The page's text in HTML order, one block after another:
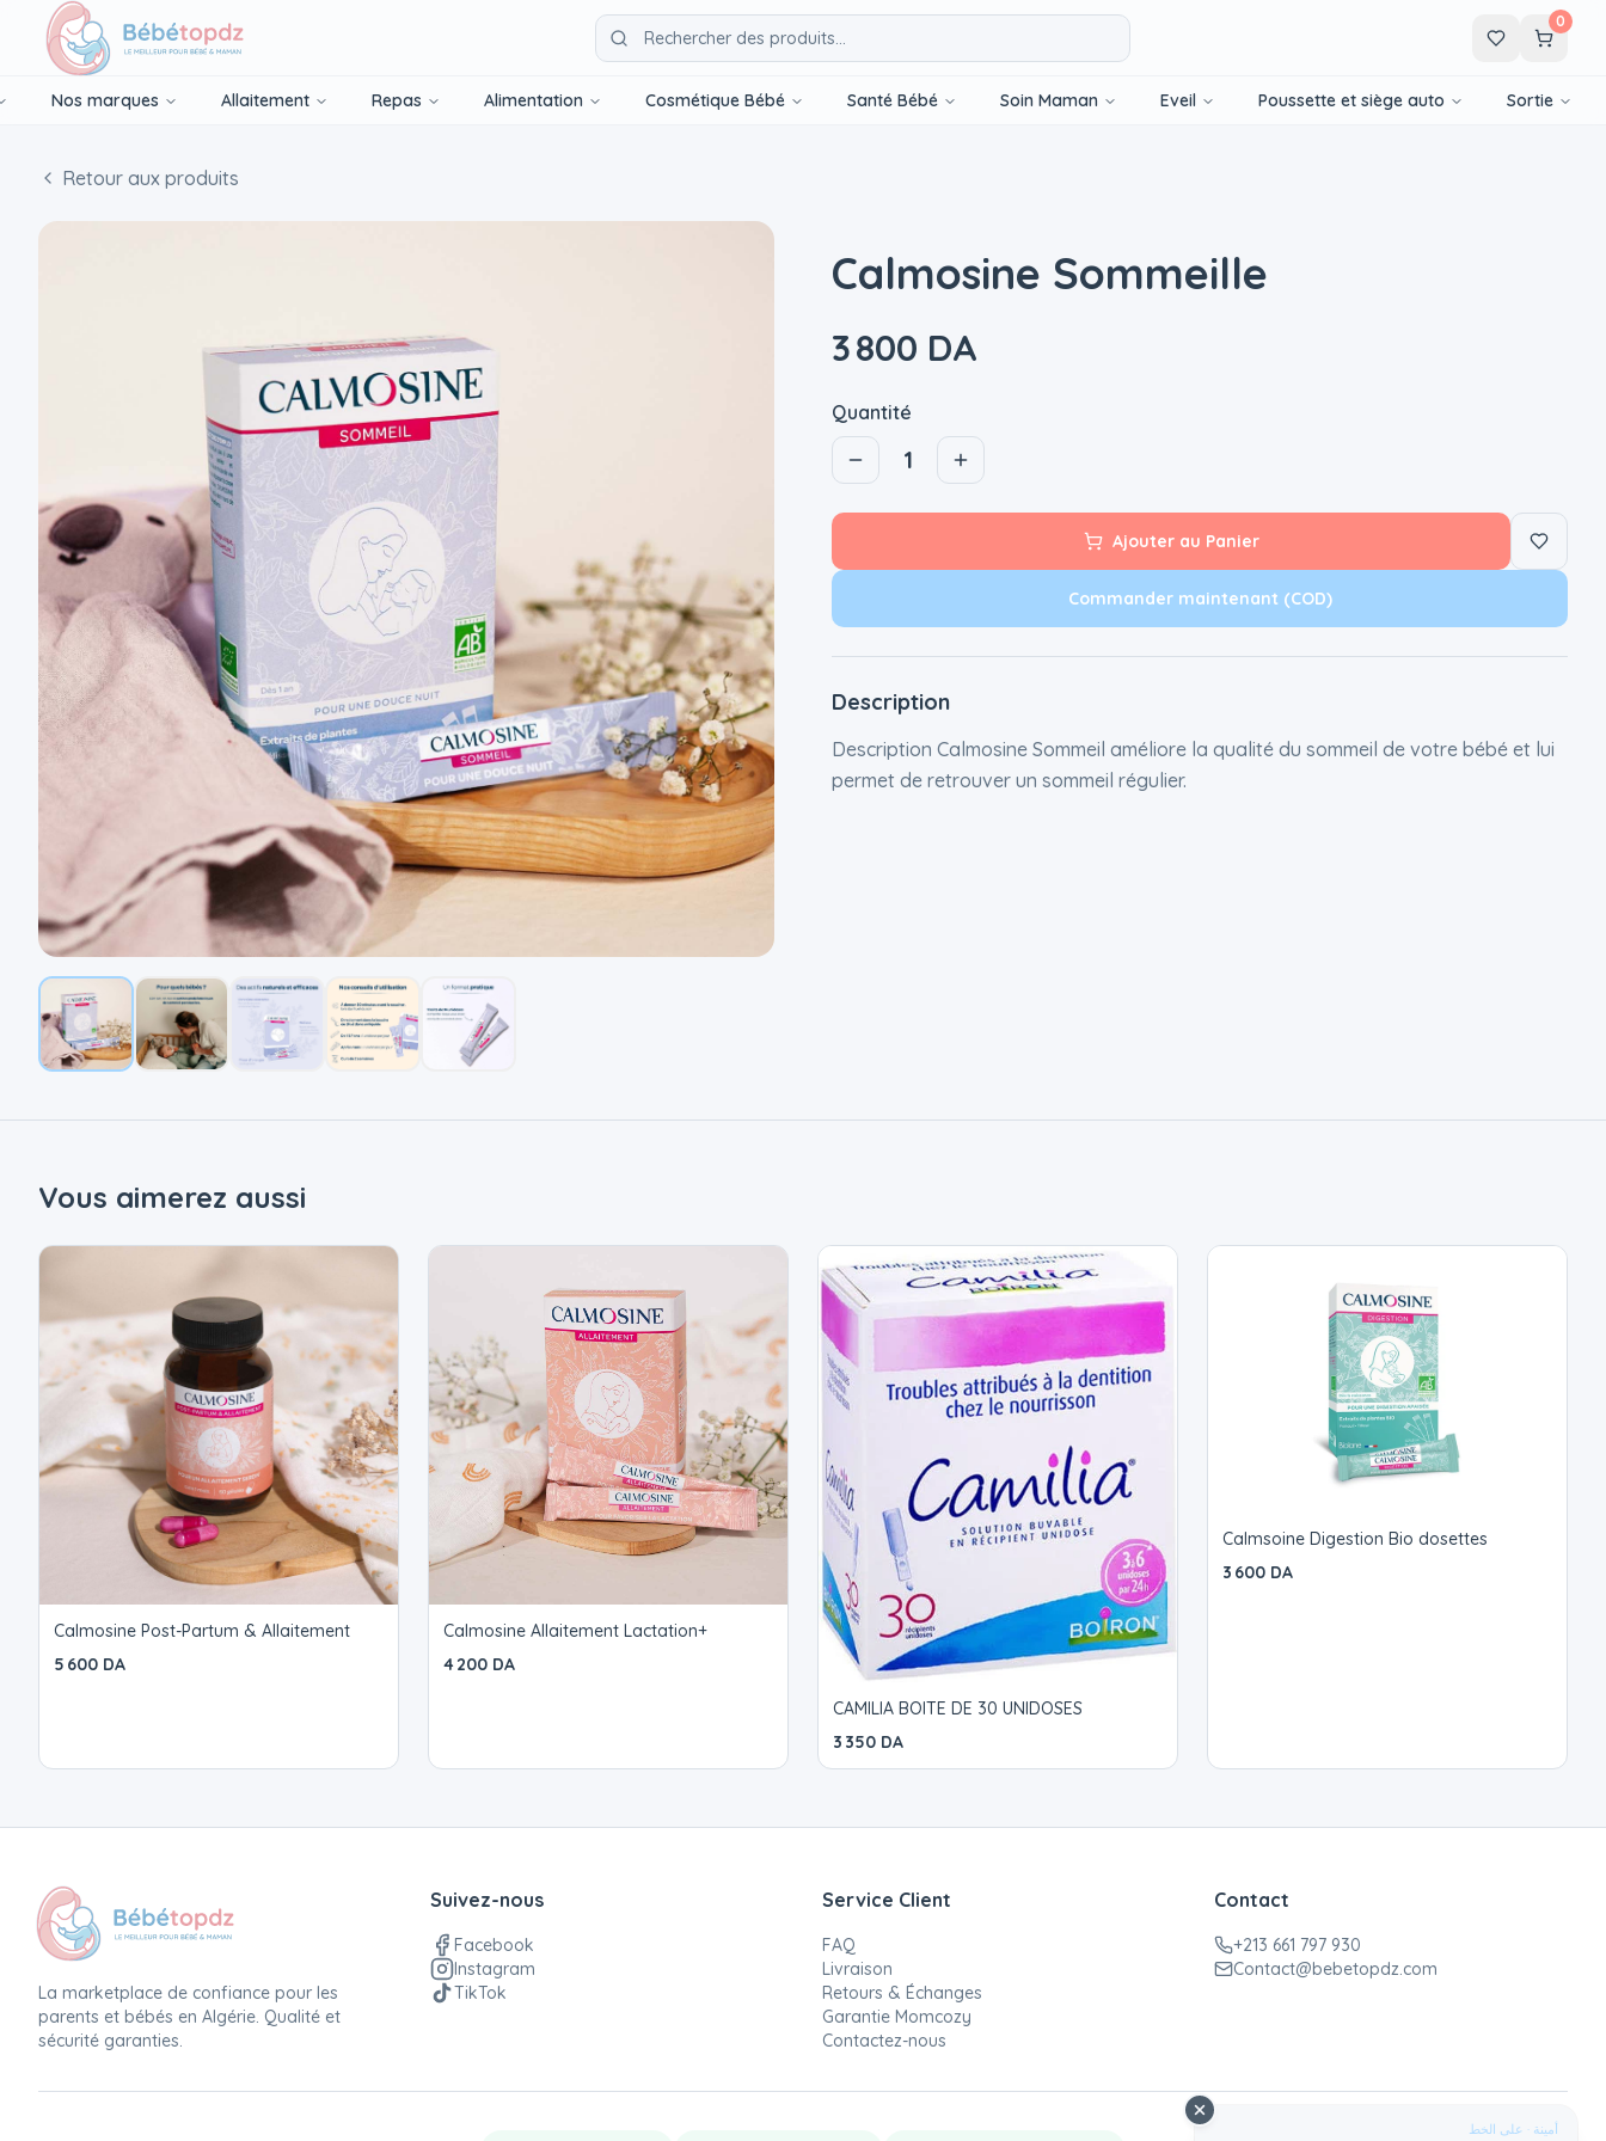
أمينة · على الخط
0
Nos marques Allaitement Repas Alimentation Cosmétique Bébé Santé Bébé Soin Maman Eveil Poussette et siège auto Sortie
Retour aux produits
Calmosine Sommeille
3 800 DA
Quantité
1
Ajouter au Panier
Commander maintenant (COD)
Description
Description Calmosine Sommeil améliore la qualité du sommeil de votre bébé et lui
permet de retrouver un sommeil régulier.
Vous aimerez aussi
Calmosine Post-Partum & Allaitement
5 600 DA
Calmosine Allaitement Lactation+
4 200 DA
CAMILIA BOITE DE 30 UNIDOSES
3 350 DA
Calmsoine Digestion Bio dosettes
3 600 DA
La marketplace de confiance pour les
parents et bébés en Algérie. Qualité et
sécurité garanties.
Suivez-nous
Facebook
Instagram
TikTok
Service Client
FAQ
Livraison
Retours & Échanges
Garantie Momcozy
Contactez-nous
Contact
+213 661 797 930
Contact@bebetopdz.com